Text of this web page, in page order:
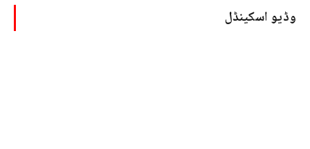
وڈیو اسکینڈل